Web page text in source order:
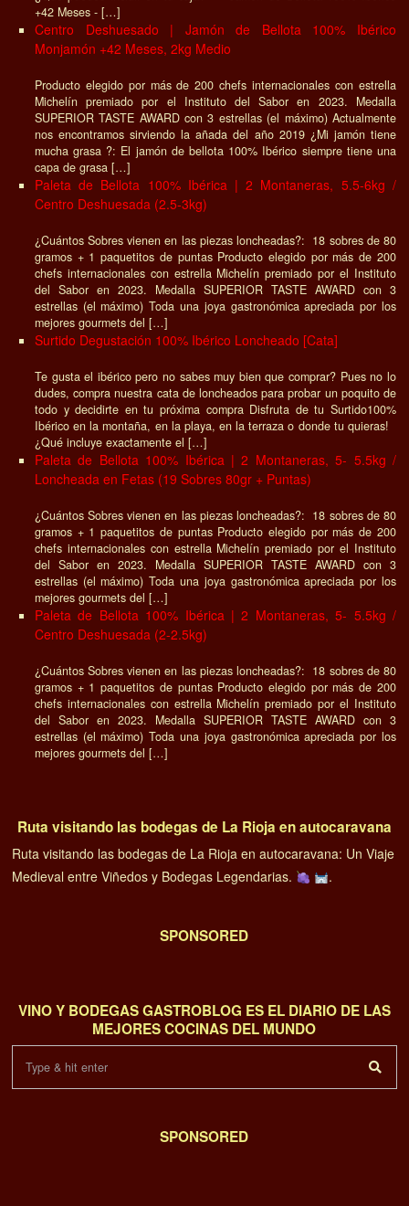
+42 Meses - […]
Centro Deshuesado | Jamón de Bellota 100% Ibérico
Monjamón +42 Meses, 2kg Medio
Producto elegido por más de 200 chefs internacionales con estrella
Michelín premiado por el Instituto del Sabor en 2023. Medalla
SUPERIOR TASTE AWARD con 3 estrellas (el máximo) Actualmente
nos encontramos sirviendo la añada del año 2019 ¿Mi jamón tiene
mucha grasa ?: El jamón de bellota 100% Ibérico siempre tiene una
capa de grasa […]
Paleta de Bellota 100% Ibérica | 2 Montaneras, 5.5-6kg /
Centro Deshuesada (2.5-3kg)
¿Cuántos Sobres vienen en las piezas loncheadas?: 18 sobres de 80
gramos + 1 paquetitos de puntas Producto elegido por más de 200
chefs internacionales con estrella Michelín premiado por el Instituto
del Sabor en 2023. Medalla SUPERIOR TASTE AWARD con 3
estrellas (el máximo) Toda una joya gastronómica apreciada por los
mejores gourmets del […]
Surtido Degustación 100% Ibérico Loncheado [Cata]
Te gusta el ibérico pero no sabes muy bien que comprar? Pues no lo
dudes, compra nuestra cata de loncheados para probar un poquito de
todo y decidirte en tu próxima compra Disfruta de tu Surtido100%
Ibérico en la montaña, en la playa, en la terraza o donde tu quieras!
¿Qué incluye exactamente el […]
Paleta de Bellota 100% Ibérica | 2 Montaneras, 5- 5.5kg /
Loncheada en Fetas (19 Sobres 80gr + Puntas)
¿Cuántos Sobres vienen en las piezas loncheadas?: 18 sobres de 80
gramos + 1 paquetitos de puntas Producto elegido por más de 200
chefs internacionales con estrella Michelín premiado por el Instituto
del Sabor en 2023. Medalla SUPERIOR TASTE AWARD con 3
estrellas (el máximo) Toda una joya gastronómica apreciada por los
mejores gourmets del […]
Paleta de Bellota 100% Ibérica | 2 Montaneras, 5- 5.5kg /
Centro Deshuesada (2-2.5kg)
¿Cuántos Sobres vienen en las piezas loncheadas?: 18 sobres de 80
gramos + 1 paquetitos de puntas Producto elegido por más de 200
chefs internacionales con estrella Michelín premiado por el Instituto
del Sabor en 2023. Medalla SUPERIOR TASTE AWARD con 3
estrellas (el máximo) Toda una joya gastronómica apreciada por los
mejores gourmets del […]
Ruta visitando las bodegas de La Rioja en autocaravana
Ruta visitando las bodegas de La Rioja en autocaravana: Un Viaje
Medieval entre Viñedos y Bodegas Legendarias.
.
SPONSORED
VINO Y BODEGAS GASTROBLOG ES EL DIARIO DE LAS
MEJORES COCINAS DEL MUNDO
SPONSORED